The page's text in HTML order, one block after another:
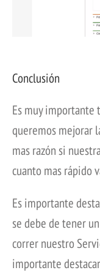
Conclusión
Es muy importante
queremos mejorar
mas razón si
cuanto mas rápido
Es importante
se debe de tener
correr nuestro
importante